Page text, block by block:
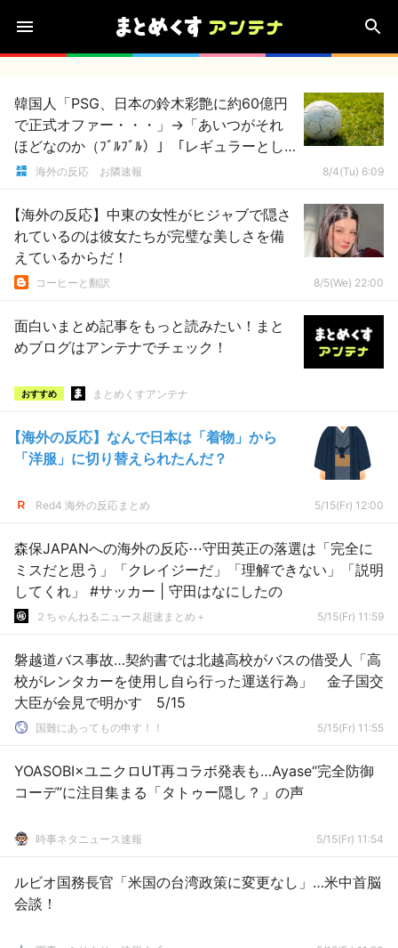
韓国人「PSG、日本の鈴木彩艶に約60億円
で正式オファー・・・」→「あいつがそれ
ほどなのか（ﾌﾞﾙﾌﾞﾙ）」「レギュラーとし
て出れるとは思わないけど、それでもやっ
海外の反応 お隣速報 8/4(Tu) 6:09
【海外の反応】中東の女性がヒジャブで隠さ
れているのは彼女たちが完璧な美しさを備
えているからだ！
コーヒーと翻訳 8/5(We) 22:00
面白いまとめ記事をもっと読みたい！まと
めブログはアンテナでチェック！
おすすめ まとめくすアンテナ
【海外の反応】なんで日本は「着物」から
「洋服」に切り替えられたんだ？
Red4 海外の反応まとめ 5/15(Fr) 12:00
森保JAPANへの海外の反応⋯守田英正の落選は「完全に
ミスだと思う」「クレイジーだ」「理解できない」「説明
してくれ」 #サッカー | 守田はなにしたの
２ちゃんねるニュース超速まとめ＋ 5/15(Fr) 11:59
磐越道バス事故…契約書では北越高校がバスの借受人「高
校がレンタカーを使用し自ら行った運送行為」 金子国交
大臣が会見で明かす 5/15
国難にあってもの申す！！ 5/15(Fr) 11:55
YOASOBI×ユニクロUT再コラボ発表も…Ayase“完全防御
コーデ”に注目集まる「タトゥー隠し？」の声
時事ネタニュース速報 5/15(Fr) 11:54
ルビオ国務長官「米国の台湾政策に変更なし」…米中首脳
会談！